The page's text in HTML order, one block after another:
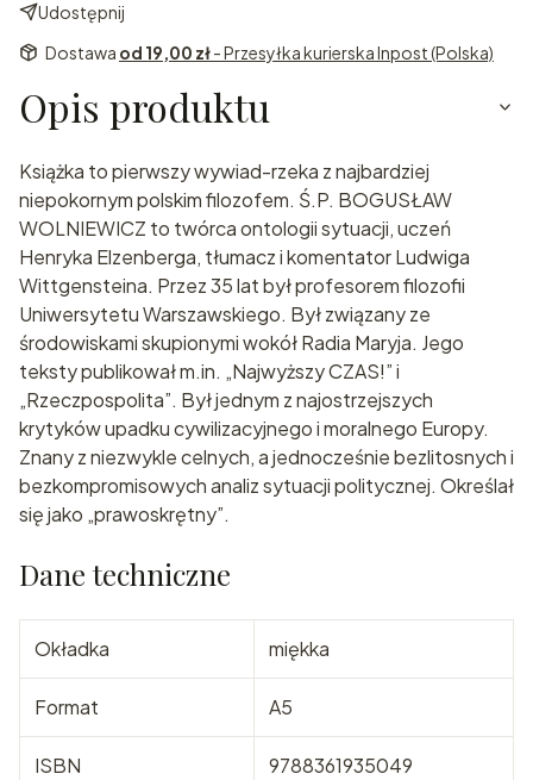
Udostępnij
Dostawa od 19,00 zł- Przesyłka kurierska Inpost (Polska)
Opis produktu
Książka to pierwszy wywiad-rzeka z najbardziej
niepokornym polskim filozofem. Ś.P. BOGUSŁAW
WOLNIEWICZ to twórca ontologii sytuacji, uczeń
Henryka Elzenberga, tłumacz i komentator Ludwiga
Wittgensteina. Przez 35 lat był profesorem filozofii
Uniwersytetu Warszawskiego. Był związany ze
środowiskami skupionymi wokół Radia Maryja. Jego
teksty publikował m.in. „Najwyższy CZAS!” i
„Rzeczpospolita”. Był jednym z najostrzejszych
krytyków upadku cywilizacyjnego i moralnego Europy.
Znany z niezwykle celnych, a jednocześnie bezlitosnych i
bezkompromisowych analiz sytuacji politycznej. Określał
się jako „prawoskrętny”.
Dane techniczne
Okładka miękka
Format A5
ISBN 9788361935049